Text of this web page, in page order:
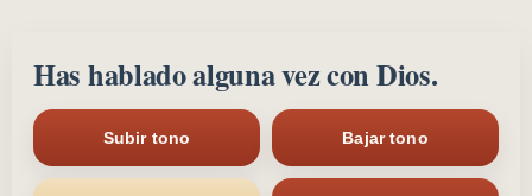
Has hablado alguna vez con Dios.
Subir tono Bajar tono